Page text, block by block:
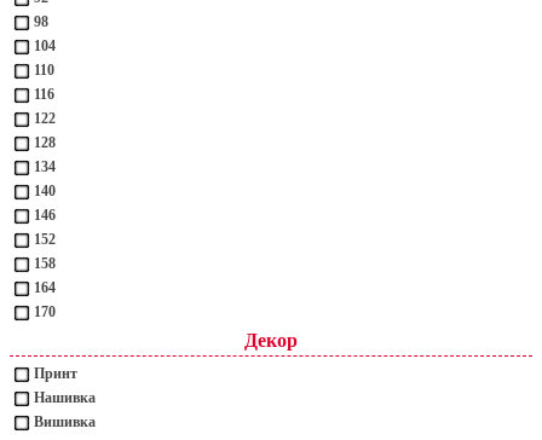
98
104
110
116
122
128
134
140
146
152
158
164
170
Декор
Принт
Нашивка
Вишивка